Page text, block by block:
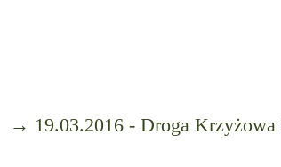
→ 19.03.2016 - Droga Krzyżowa